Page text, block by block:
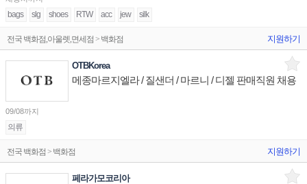
bags slg shoes RTW acc jew silk
전국 백화점,아울렛,면세점 > 백화점 지원하기
OTBKorea
메종마르지엘라 / 질샌더 / 마르니 / 디젤 판매직원 채용
09/08까지
의류
전국 백화점 > 백화점 지원하기
페라가모코리아